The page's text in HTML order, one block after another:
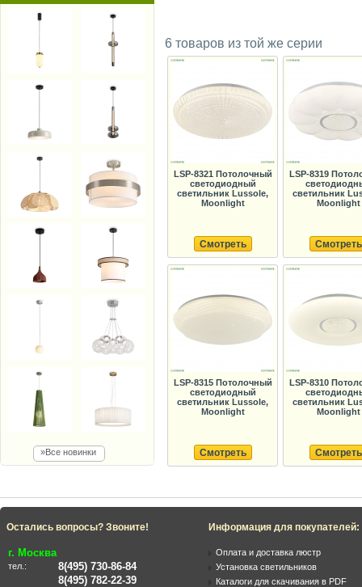
»Все новинки
6 товаров из той же серии
LSP-8321 Потолочный
светодиодный
светильник Lussole,
Moonlight
Смотреть
LSP-8319
светильник
Moonlight
Смотреть
LSP-8315 Потолочный
светодиодный
светильник Lussole,
Moonlight
Смотреть
LSP-8310
светильник
Moonlight
Смотреть
Остались вопросы? Звоните!
г. Москва
тел.:
8(495) 730-86-84
8(495) 782-22-39
Информация для покупателей:
Оплата и доставка люстр
Установка светильников
Каталоги для скачивания в PDF